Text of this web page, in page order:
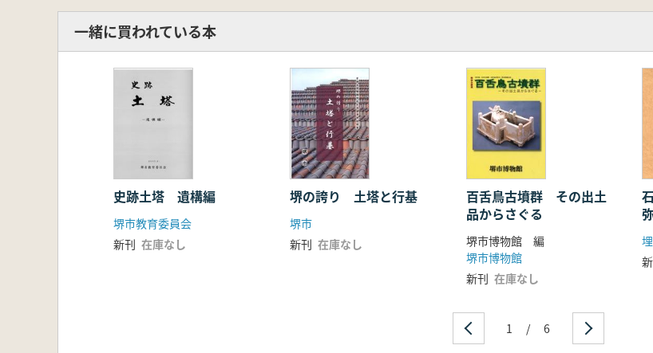
一緒に買われている本
史跡土塔 遺構編
堺市教育委員会
新刊 在庫なし
堺の誇り 土塔と行基
堺市
新刊 在庫なし
百舌鳥古墳群 その出土
品からさぐる
堺市博物館 編
堺市博物館
新刊 在庫なし
1 / 6